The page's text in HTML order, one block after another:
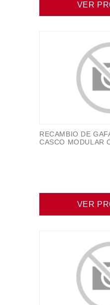
VER
RECAMBIO DE
CASCO MODULAR
VER